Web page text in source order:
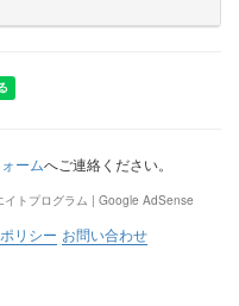
ームへご連絡ください。
トプログラム | Google AdSense
リシー お問い合わせ